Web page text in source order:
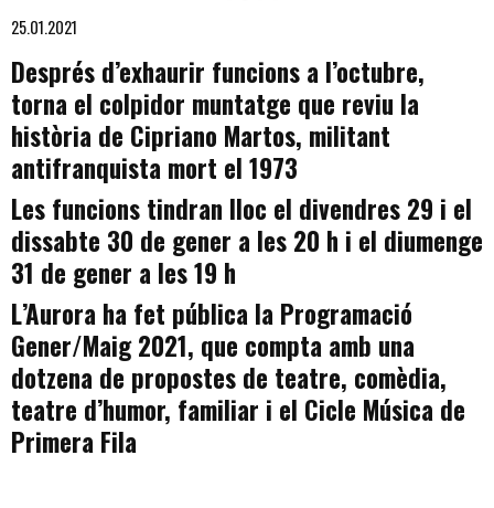
Diapositiva 2 de 4: Xavi Castillo News!
25.01.2021
Després d’exhaurir funcions a l’octubre,
torna el colpidor muntatge que reviu la
història de Cipriano Martos, militant
antifranquista mort el 1973
Les funcions tindran lloc el divendres 29 i el
dissabte 30 de gener a les 20 h i el diumenge
31 de gener a les 19 h
L’Aurora ha fet pública la Programació
Gener/Maig 2021, que compta amb una
dotzena de propostes de teatre, comèdia,
teatre d’humor, familiar i el Cicle Música de
Primera Fila